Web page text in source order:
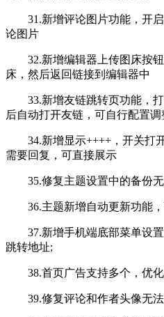
31.新增评论图片功能，开启
论图片
32.新增编辑器上传图床按钮
床，然后返回链接到编辑器中
33.新增友链跳转页功能，打
后自动打开友链，可自行配置调
34.新增显示++++，开关打
需要回复，可直接展示
35.修复主题设置中的备份无
36.主题新增自动更新功能，
37.新增手机端底部菜单设置
跳转地址;
38.首页广告支持多个，优化
39.修复评论和作者头像无法